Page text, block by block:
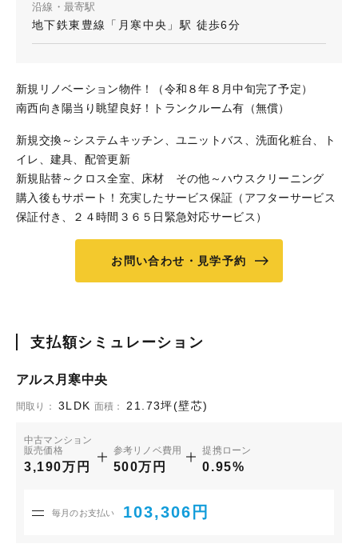
沿線・最寄駅
地下鉄東豊線「月寒中央」駅 徒歩6分
新規リノベーション物件！（令和８年８月中旬完了予定）
南西向き陽当り眺望良好！トランクルーム有（無償）
新規交換～システムキッチン、ユニットバス、洗面化粧台、ト
イレ、建具、配管更新
新規貼替～クロス全室、床材 その他～ハウスクリーニング
購入後もサポート！充実したサービス保証（アフターサービス
保証付き、２４時間３６５日緊急対応サービス）
お問い合わせ・見学予約
支払額シミュレーション
アルス月寒中央
間取り： 3LDK 面積： 21.73坪(壁芯)
中古マンション
販売価格
3,190万円
参考リノベ費用
500万円
提携ローン
0.95%
毎月のお支払い 103,306円